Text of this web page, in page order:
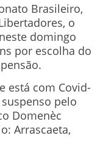
Brasileiro,
o
domingo
por escolha do
está com Covid-
pelo
Domenèc
Arrascaeta,